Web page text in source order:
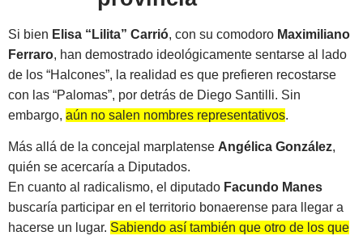
Si bien Elisa “Lilita” Carrió, con su comodoro Maximiliano
Ferraro, han demostrado ideológicamente sentarse al lado
de los “Halcones”, la realidad es que prefieren recostarse
con las “Palomas”, por detrás de Diego Santilli. Sin
embargo, aún no salen nombres representativos.
Más allá de la concejal marplatense Angélica González,
quién se acercaría a Diputados.
En cuanto al radicalismo, el diputado Facundo Manes
buscaría participar en el territorio bonaerense para llegar a
hacerse un lugar. Sabiendo así también que otro de los que